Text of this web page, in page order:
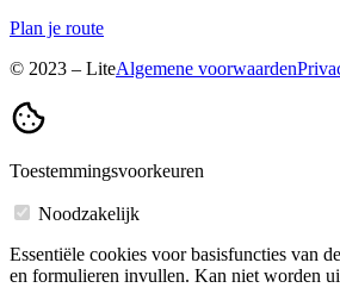
Plan je route
© 2023 – LiteAlgemene voorwaarden
Toestemmingsvoorkeuren
Noodzakelijk
Essentiële cookies voor basisfuncties van
en formulieren invullen. Kan niet worden